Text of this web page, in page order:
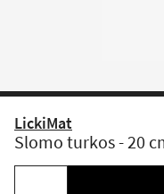
LickiMat
Slomo turkos - 20